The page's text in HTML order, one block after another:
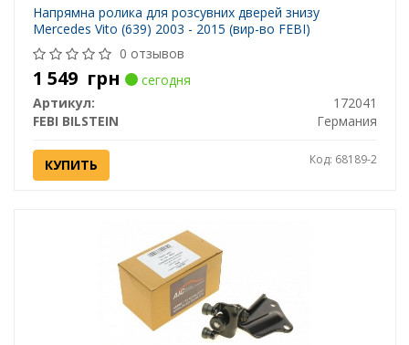
Напрямна ролика для розсувних дверей знизу
Mercedes Vito (639) 2003 - 2015 (вир-во FEBI)
0 отзывов
1 549 грн
сегодня
Артикул:
172041
FEBI BILSTEIN
Германия
КУПИТЬ Код: 68189-2